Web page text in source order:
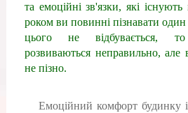
та емоційні зв'язки, які
роком ви повинні пізнавати
цього не відбувається,
розвиваються неправильно, але
не пізно.
Емоційний комфорт будинку